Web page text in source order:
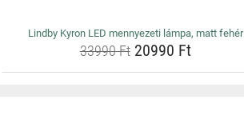
Lindby Kyron LED mennyezeti lámpa, matt fehér
33990 Ft20990 Ft